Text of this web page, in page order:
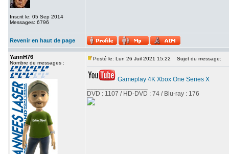
Inscrit le: 05 Sep 2014
Messages: 6796
Revenir en haut de page
YannH76
Nombre de messages :
Posté le: Lun 26 Juil 2021 15:22 Sujet du message:
Gameplay 4K Xbox One Series X
DVD : 1107 / HD-DVD : 74 / Blu-ray : 176